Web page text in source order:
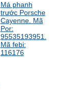
Má phanh
trước Porsche
Cayenne. Mã
Por:
95535193951.
Mã febi:
116176